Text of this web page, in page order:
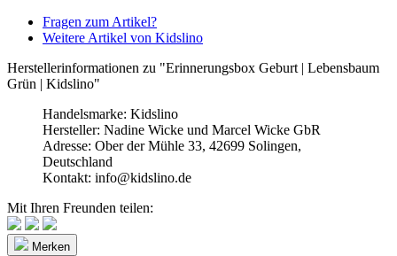
Fragen zum Artikel?
Weitere Artikel von Kidslino
Herstellerinformationen zu "Erinnerungsbox Geburt | Lebensbaum
Grün | Kidslino"
Handelsmarke: Kidslino
Hersteller: Nadine Wicke und Marcel Wicke GbR
Adresse: Ober der Mühle 33, 42699 Solingen,
Deutschland
Kontakt: info@kidslino.de
Mit Ihren Freunden teilen:
Merken